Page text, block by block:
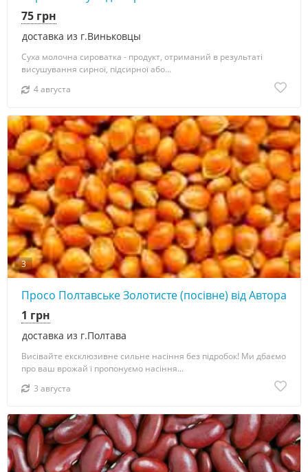
доставка из г.Виньковцы
75 грн
Суха молочна сироватка - продукт, отриманий в результаті
висушування сирної, підсирної або...
4 августа
3
Просо Полтавське Золотисте (посівне) від Автора
доставка из г.Полтава
1 грн
Висівайте ексклюзивне сильне насіння без підробок! Ми дбаємо
про ваш врожай і пропонуємо насіння...
3 августа